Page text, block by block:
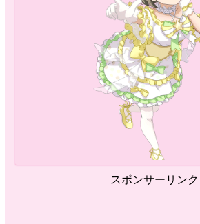
スポンサーリンク